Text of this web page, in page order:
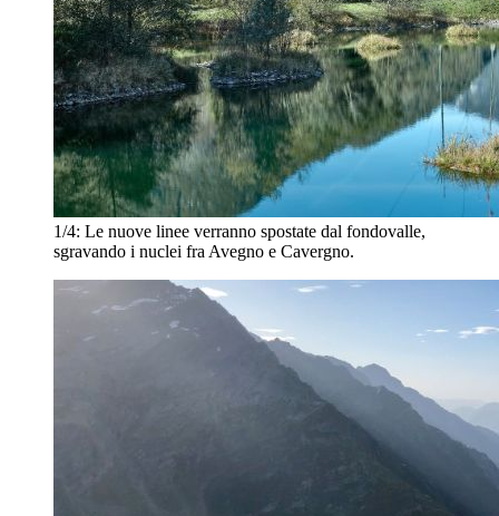
1/4: Le nuove linee verranno spostate dal fondovalle,
sgravando i nuclei fra Avegno e Cavergno.